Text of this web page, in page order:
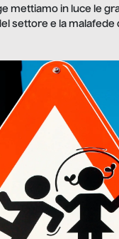
mettiamo in luce le
settore e la malafede